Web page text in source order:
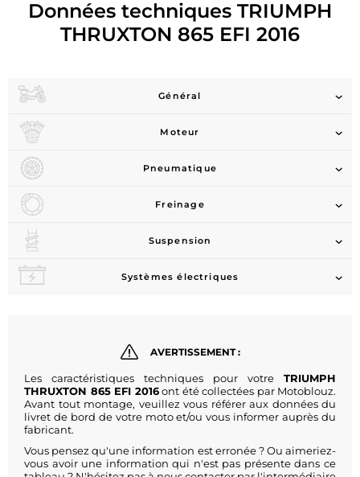
Données techniques TRIUMPH
THRUXTON 865 EFI 2016
Général
Moteur
Pneumatique
Freinage
Suspension
Systèmes électriques
AVERTISSEMENT :
Les caractéristiques techniques pour votre TRIUMPH
THRUXTON 865 EFI 2016ont été collectées par Motoblouz.
Avant tout montage, veuillez vous référer aux données du
livret de bord de votre moto et/ou vous informer auprès du
fabricant.
Vous pensez qu'une information est erronée ? Ou aimeriez-
vous avoir une information qui n'est pas présente dans ce